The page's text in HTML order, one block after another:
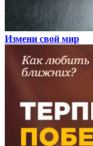
Измени свой мир